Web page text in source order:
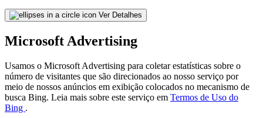
Ver Detalhes
Microsoft Advertising
Usamos o Microsoft Advertising para coletar estatísticas sobre o
número de visitantes que são direcionados ao nosso serviço por
meio de nossos anúncios em exibição colocados no mecanismo de
busca Bing. Leia mais sobre este serviço em Termos de Uso do
Bing .